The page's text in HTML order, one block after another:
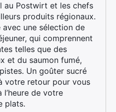
au Postwirt et les chefs
produits régionaux.
une sélection de
qui comprennent
telles que des
et du saumon fumé,
Un goûter sucré
votre retour pour vous
l’heure de votre
plats.